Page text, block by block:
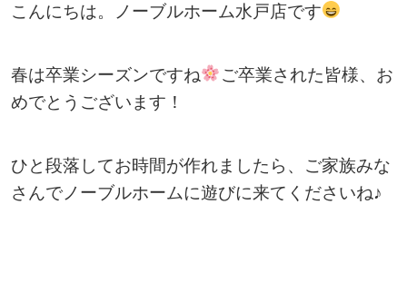
こんにちは。ノーブルホーム水戸店です
春は卒業シーズンですね
ご卒業された皆様、お
めでとうございます！
ひと段落してお時間が作れましたら、ご家族みな
さんでノーブルホームに遊びに来てくださいね♪